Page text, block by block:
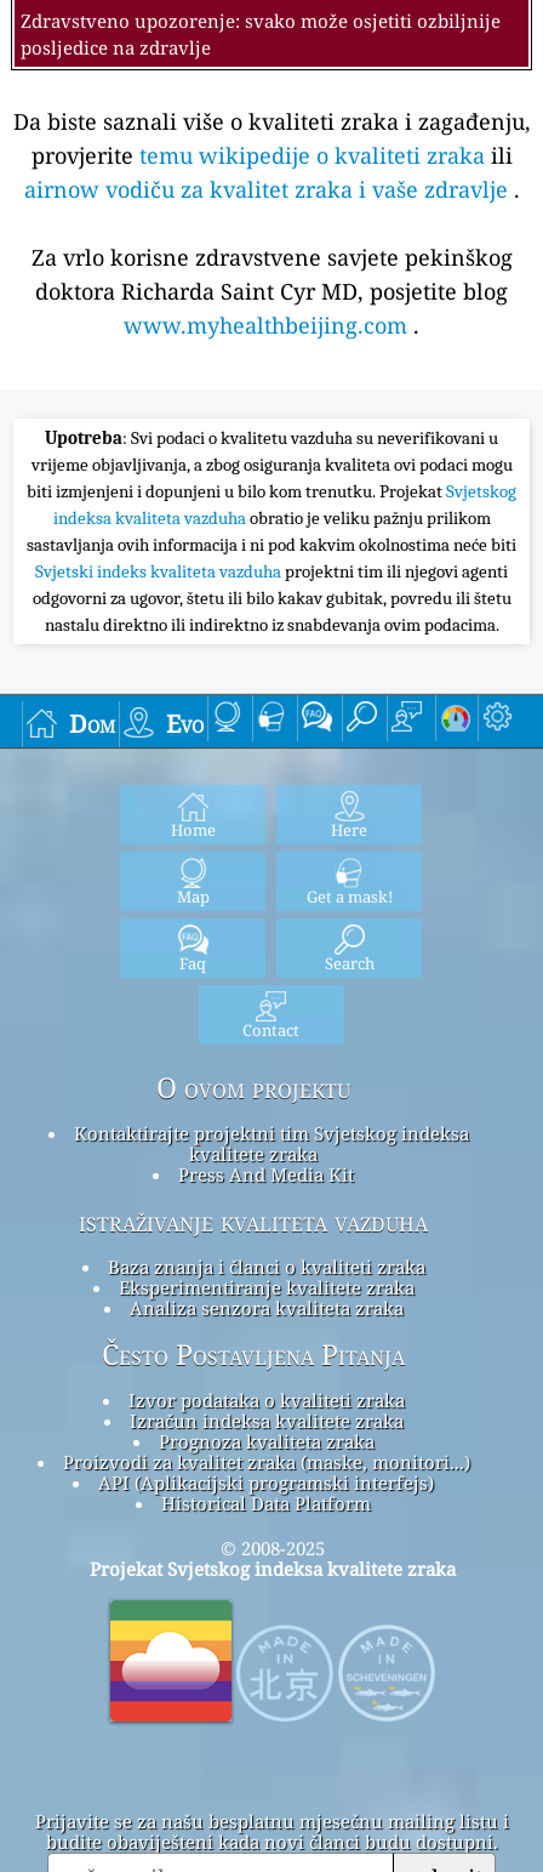
Zdravstveno upozorenje: svako može osjetiti ozbiljnije
posljedice na zdravlje
Da biste saznali više o kvaliteti zraka i zagađenju,
provjerite temu wikipedije o kvaliteti zrakaili
airnow vodiču za kvalitet zraka i vaše zdravlje .
Za vrlo korisne zdravstvene savjete pekinškog
doktora Richarda Saint Cyr MD, posjetite blog
www.myhealthbeijing.com .
Upotreba: Svi podaci o kvalitetu vazduha su neverifikovani u
vrijeme objavljivanja, a zbog osiguranja kvaliteta ovi podaci mogu
biti izmjenjeni i dopunjeni u bilo kom trenutku. ProjekatSvjetskog
indeksa kvaliteta vazduhaobratio je veliku pažnju prilikom
sastavljanja ovih informacija i ni pod kakvim okolnostima neće biti
Svjetski indeks kvaliteta vazduhaprojektni tim ili njegovi agenti
odgovorni za ugovor, štetu ili bilo kakav gubitak, povredu ili štetu
nastalu direktno ili indirektno iz snabdevanja ovim podacima.
Dom Evo
Home Here
Map Get a mask!
Faq Search
Contact
O ovom projektu
Kontaktirajte projektni tim Svjetskog indeksa
kvalitete zraka
Press And Media Kit
istraživanje kvaliteta vazduha
Baza znanja i članci o kvaliteti zraka
Eksperimentiranje kvalitete zraka
Analiza senzora kvaliteta zraka
Često Postavljena Pitanja
Izvor podataka o kvaliteti zraka
Izračun indeksa kvalitete zraka
Prognoza kvaliteta zraka
Proizvodi za kvalitet zraka (maske, monitori...)
API (Aplikacijski programski interfejs)
Historical Data Platform
© 2008-2025
Projekat Svjetskog indeksa kvalitete zraka
Prijavite se za našu besplatnu mjesečnu mailing listu i
budite obaviješteni kada novi članci budu dostupni.